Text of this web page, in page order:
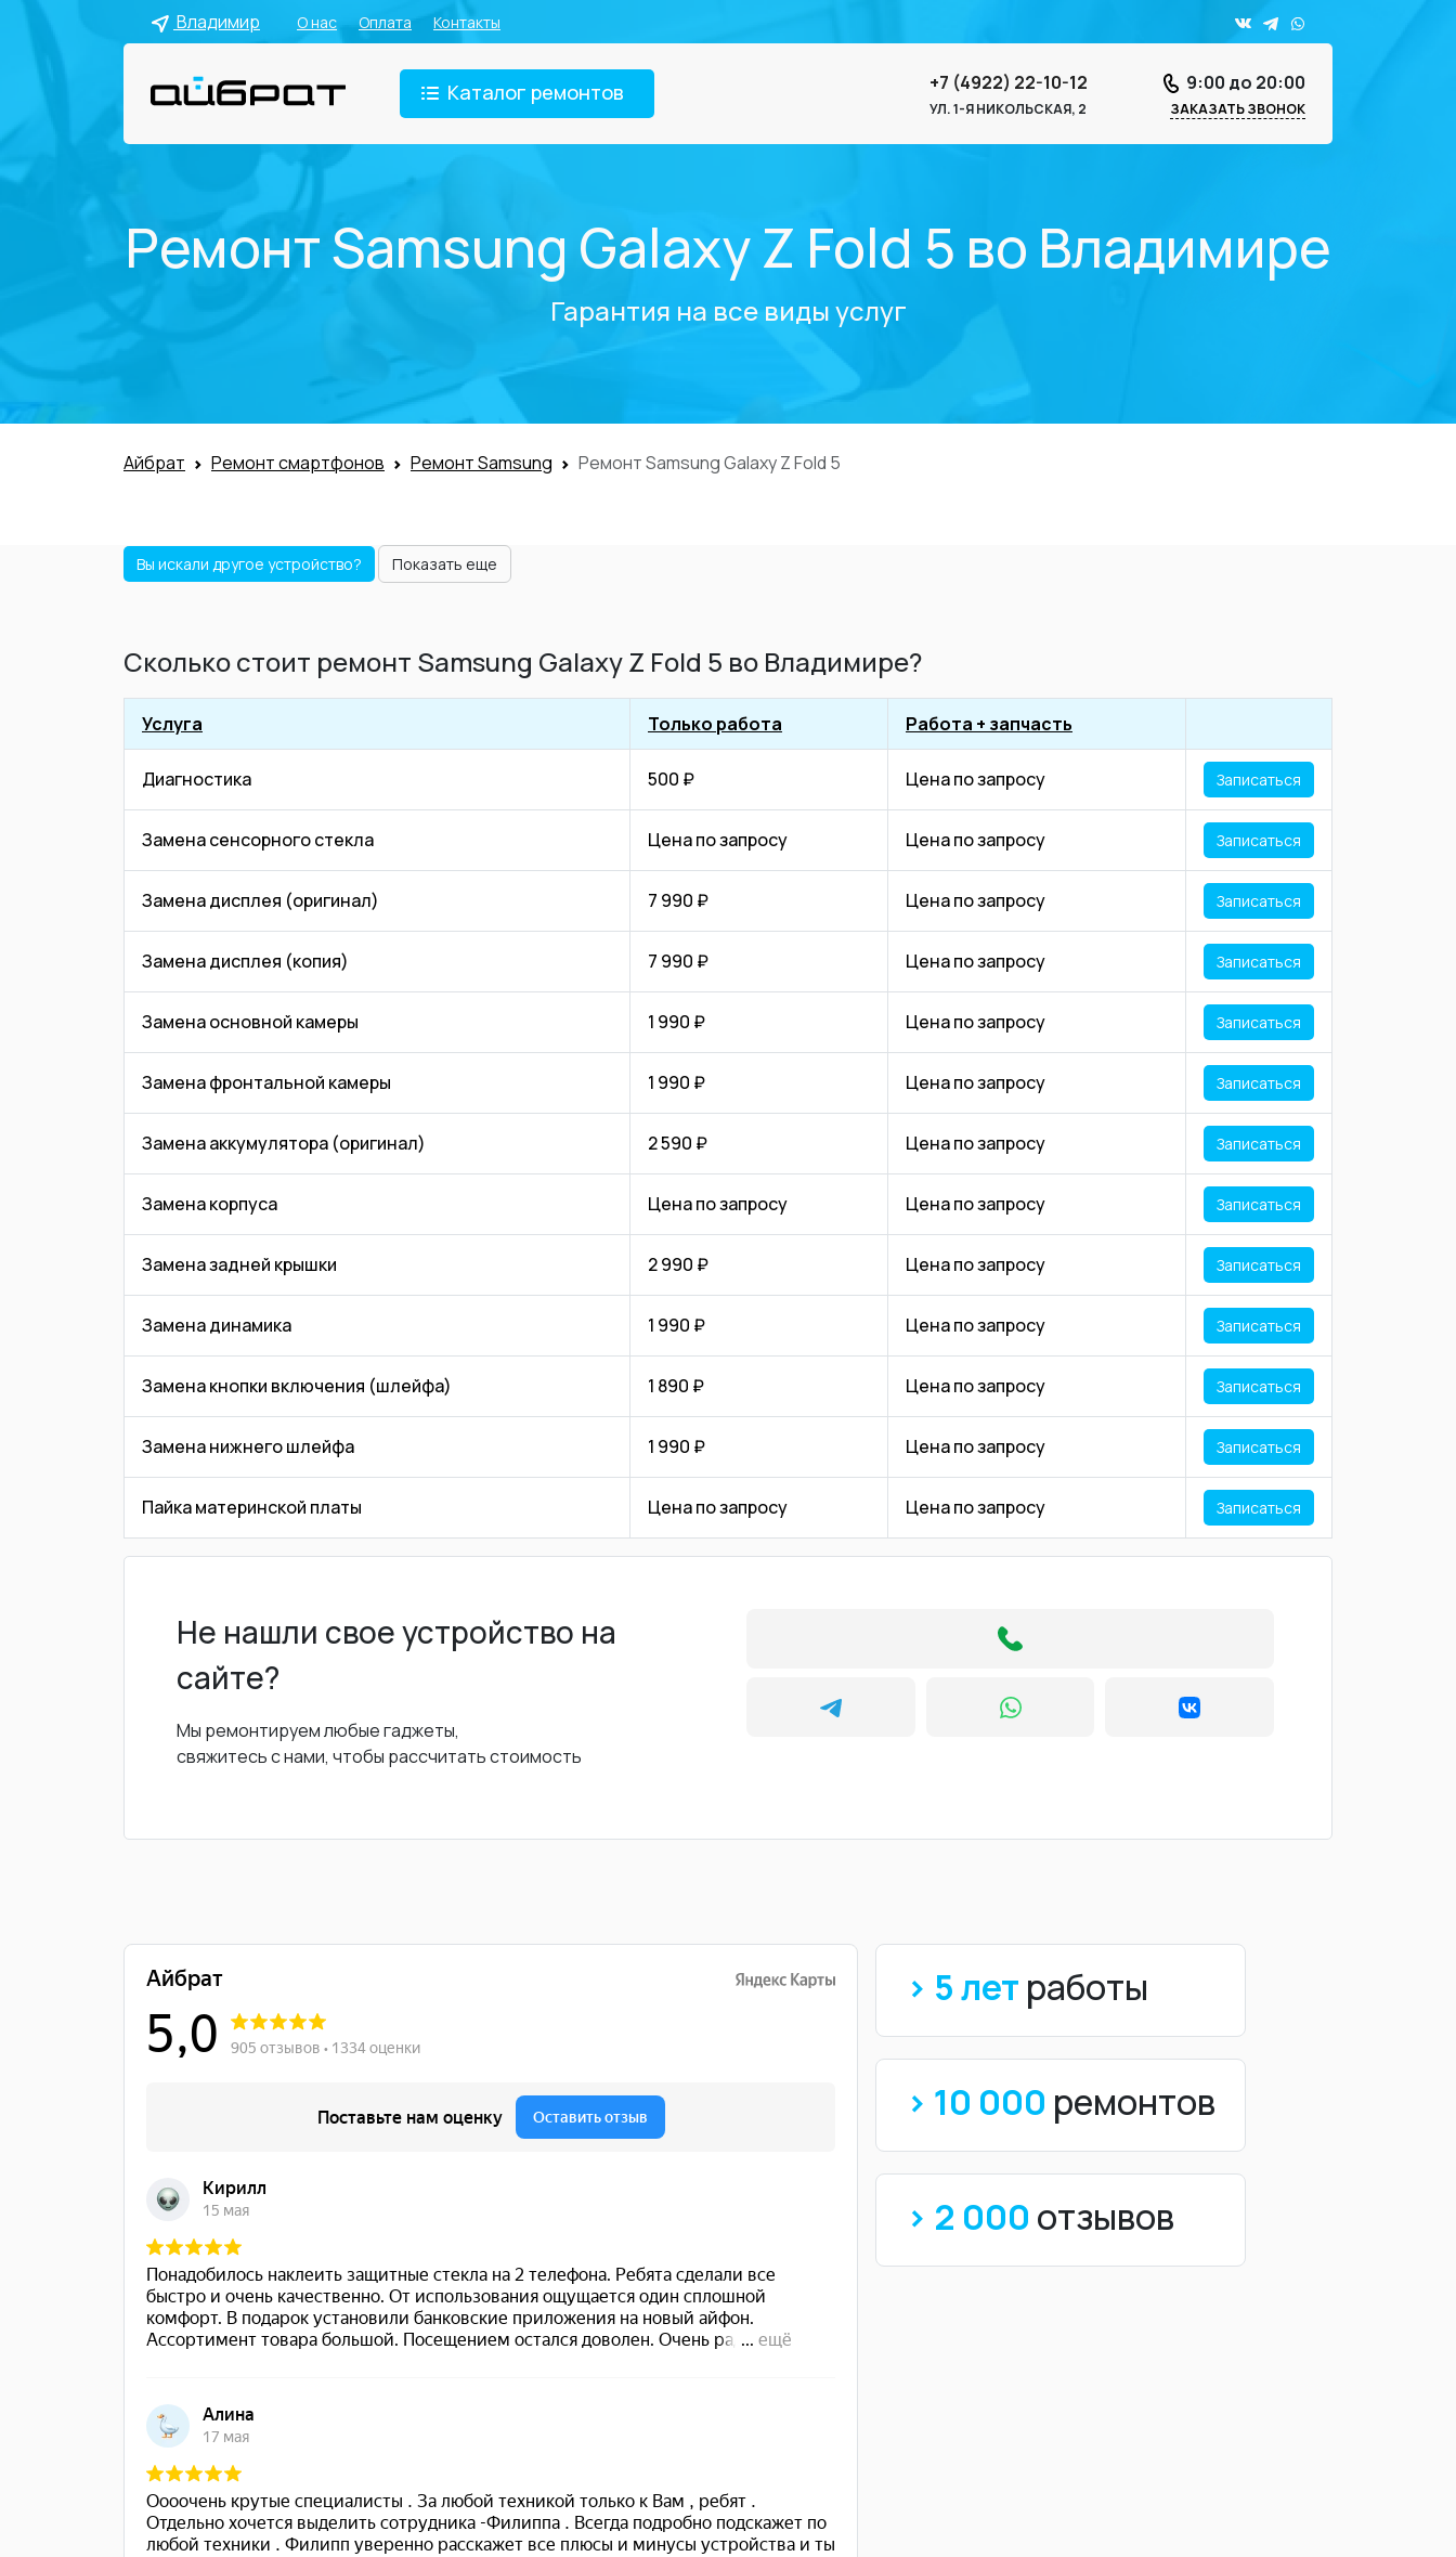
Владимир О нас Оплата Контакты
Каталог ремонтов +7 (4922) 22-10-12
УЛ. 1-Я НИКОЛЬСКАЯ, 2
9:00 до 20:00
ЗАКАЗАТЬ ЗВОНОК
Ремонт Samsung Galaxy Z Fold 5 во Владимире
Гарантия на все виды услуг
Айбрат Ремонт смартфонов Ремонт Samsung Ремонт Samsung Galaxy Z Fold 5
Вы искали другое устройство? Показать еще
Сколько стоит ремонт Samsung Galaxy Z Fold 5 во Владимире?
Услуга Только работа Работа + запчасть
Диагностика 500 ₽ Цена по запросу Записаться
Замена сенсорного стекла Цена по запросу Цена по запросу Записаться
Замена дисплея (оригинал) 7 990 ₽ Цена по запросу Записаться
Замена дисплея (копия) 7 990 ₽ Цена по запросу Записаться
Замена основной камеры 1 990 ₽ Цена по запросу Записаться
Замена фронтальной камеры 1 990 ₽ Цена по запросу Записаться
Замена аккумулятора (оригинал) 2 590 ₽ Цена по запросу Записаться
Замена корпуса Цена по запросу Цена по запросу Записаться
Замена задней крышки 2 990 ₽ Цена по запросу Записаться
Замена динамика 1 990 ₽ Цена по запросу Записаться
Замена кнопки включения (шлейфа) 1 890 ₽ Цена по запросу Записаться
Замена нижнего шлейфа 1 990 ₽ Цена по запросу Записаться
Пайка материнской платы Цена по запросу Цена по запросу Записаться
Не нашли свое устройство на
сайте?
Мы ремонтируем любые гаджеты,
свяжитесь с нами, чтобы рассчитать стоимость
> 5 лет работы
> 10 000 ремонтов
> 2 000 отзывов